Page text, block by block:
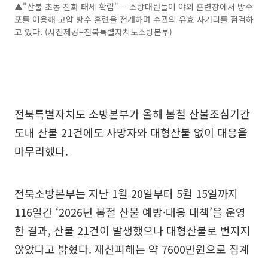
▲"산불 초동 진화 태세 확립"… 소방대원들이 야외 훈련장에서 방수
포를 이용해 고압 방수 훈련을 전개하며 수관의 유효 사거리를 점검하
고 있다. (사진제공=전북특별자치도소방본부)
전북특별자치도 소방본부가 올해 봄철 산불조심기간
도내 산불 21건에도 사망자와 대형산불 없이 대응을
마무리했다.
전북소방본부는 지난 1월 20일부터 5월 15일까지
116일간 ‘2026년 봄철 산불 예방·대응 대책’을 운영
한 결과, 산불 21건이 발생했으나 대형산불로 번지지
않았다고 밝혔다. 재산피해는 약 7600만원으로 집계